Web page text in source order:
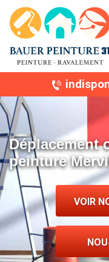
Déplacement
peinture
VOIR